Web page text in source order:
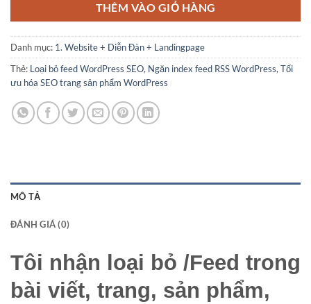
THÊM VÀO GIỎ HÀNG
Danh mục: 1. Website + Diễn Đàn + Landingpage
Thẻ: Loại bỏ feed WordPress SEO, Ngăn index feed RSS WordPress, Tối
ưu hóa SEO trang sản phẩm WordPress
MÔ TẢ
ĐÁNH GIÁ (0)
Tôi nhận loại bỏ /Feed trong
bài viết, trang, sản phẩm,